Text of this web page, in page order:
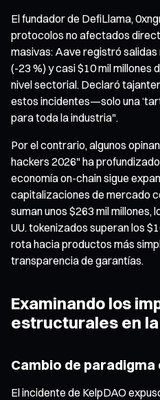
El fundador de DefiLlama,
protocolos no afectados
masivas: Aave registró salidas
(-23 %) y casi $10 mil millones
nivel sectorial. Declaró
estos incidentes—solo una
para toda la industria".
Por el contrario, algunos
hackers 2026" ha
economía on-chain sigue
capitalizaciones de mercado
suman unos $263 mil millones,
UU. tokenizados superan los
rota hacia productos más
transparencia de garantías.
Examinando los
estructurales en
Cambio de
El incidente de KelpDAO